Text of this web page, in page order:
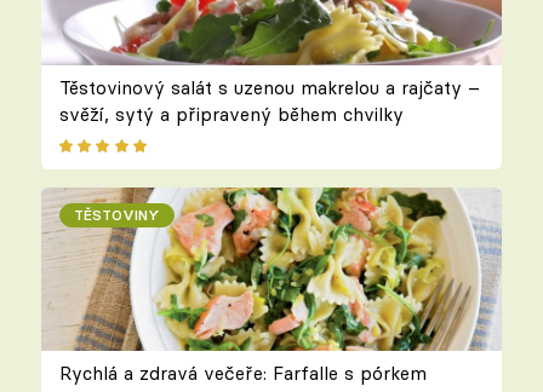
Těstovinový salát s uzenou makrelou a rajčaty –
svěží, sytý a připravený během chvilky
TĚSTOVINY
Rychlá a zdravá večeře: Farfalle s pórkem